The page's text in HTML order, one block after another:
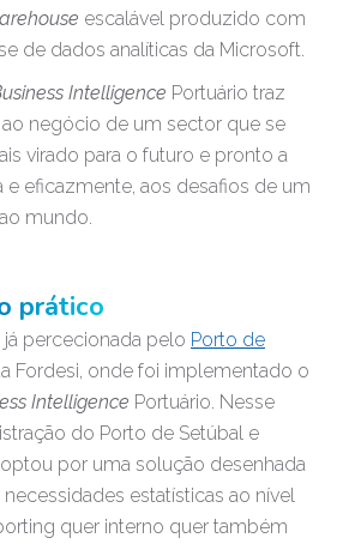
escalável produzido com
de dados analíticas da Microsoft.
Intelligence Portuário traz
ao negócio de um sector que se
virado para o futuro e pronto a
e eficazmente, aos desafios de um
mundo.
prático
já percecionada pelo Porto de
Fordesi, onde foi implementado o
Intelligence Portuário. Nesse
do Porto de Setúbal e
optou por uma solução desenhada
estatísticas ao nível
quer interno quer também